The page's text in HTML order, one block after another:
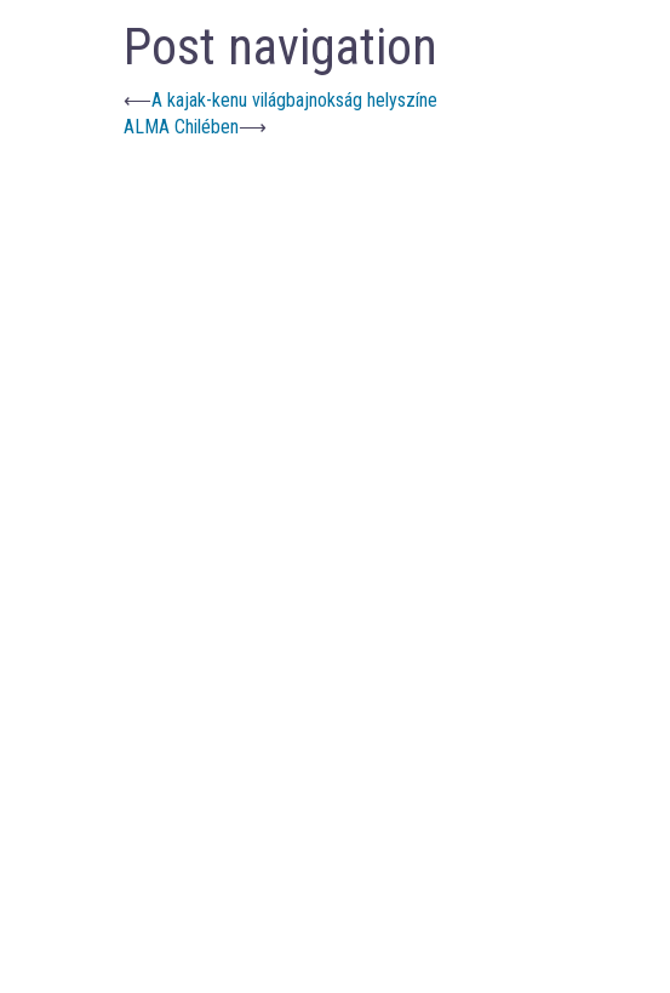
Post navigation
⟵A kajak-kenu világbajnokság helyszíne
ALMA Chilében⟶